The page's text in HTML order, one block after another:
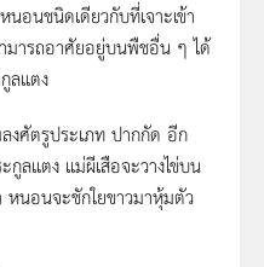
อนชนิดเดียวกับที่เจาะเข้า
มารถอาศัยอยู่บนพืชอื่น ๆ ได้
ลแตง
งศัตรูประเภท ปากกัด อีก
ลแตง แม่ผีเสือจะวางไข่บน
นอนจะชักใยขาวมาหุ้มตัว